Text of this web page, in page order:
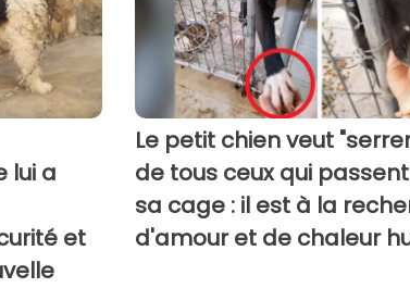
lui a
et
Le petit chien veut
de tous ceux qui
sa cage : il est à la
d'amour et de chaleur